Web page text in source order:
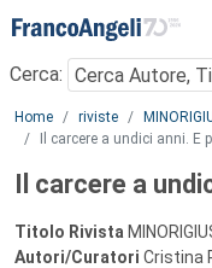
Menu
Cerca:
Main content
Home riviste
Il carcere a undici anni. E
Il carcere a
Titolo Rivista
Autori/Curatori Cristina